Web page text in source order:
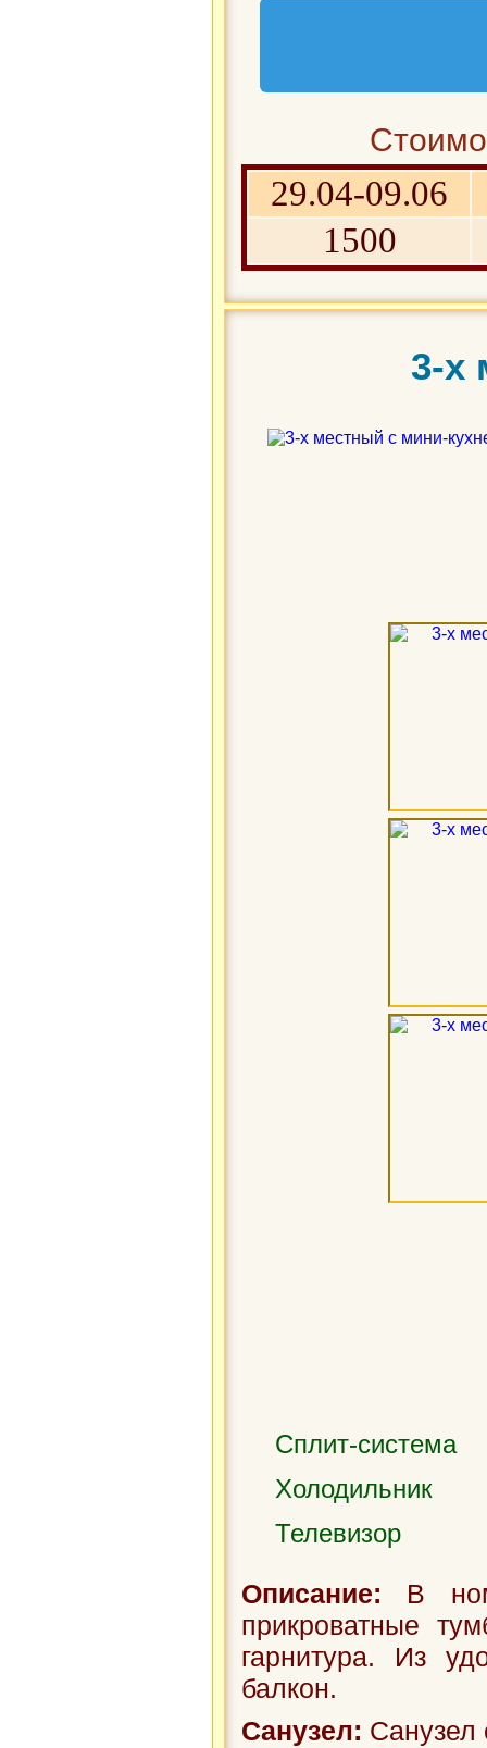
29.04-09.06
1500
3-х
Сплит-система
Холодильник
Телевизор
Описание: В
прикроватные
гарнитура. Из
балкон.
Санузел: